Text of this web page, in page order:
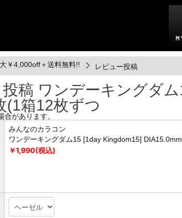
￥4,000off＋送料無料!! レビュー投稿
稿 ワンデーキングダ
(1箱12枚ずつ
があります。
みんなのカラコン
ワンデーキングダム15 [1day Kingdom15]
￥1,990(税込)